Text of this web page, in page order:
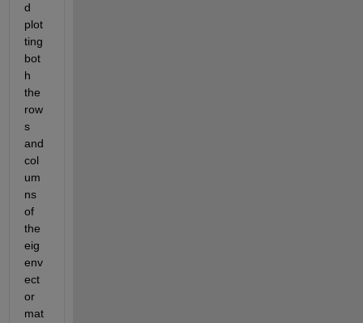
d
plot
ting
bot
h
the
row
s
and
col
um
ns
of
the
eig
env
ect
or
mat